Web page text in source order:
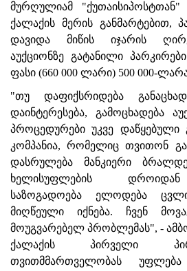
მურღულიამ "ქუთაისიპოსტთან"
ქალაქის მერის განმარტებით,
დავიდა მიწის იჯარის
აუქციონზე გატანილი
ფასი (660 000 ლარი) 500 000-
"თუ დაფიქსრიდება
დაინტერესება, გამოცხადება
პროცედურები უკვე დაწყებული
კომპანია, რომელიც თვითონ
დასრულება მანკიერი
ხელისუფლების
საზოგადოება ელოდება
მიღწეული იქნება. ჩვენ
მოუგვარებელ პრობლემას", -
ქალაქის პირველი
თვითმმართველობას